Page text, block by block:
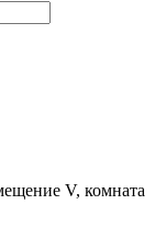
V, комната